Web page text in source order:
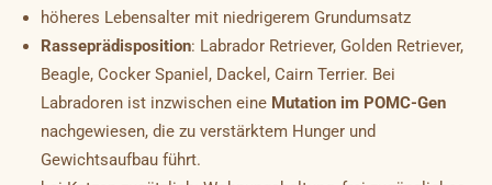
höheres Lebensalter mit niedrigerem Grundumsatz
Rasseprädisposition: Labrador Retriever, Golden Retriever,
Beagle, Cocker Spaniel, Dackel, Cairn Terrier. Bei
Labradoren ist inzwischen eine Mutation im POMC-Gen
nachgewiesen, die zu verstärktem Hunger und
Gewichtsaufbau führt.